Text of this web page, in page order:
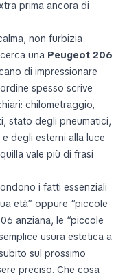
prima ancora di
non furbizia
una Peugeot 206
di impressionare
spesso scrive
chilometraggio,
stato degli pneumatici,
degli esterni alla luce
vale più di frasi
i fatti essenziali
età” oppure “piccole
anziana, le “piccole
usura estetica a
sul prossimo
preciso. Che cosa